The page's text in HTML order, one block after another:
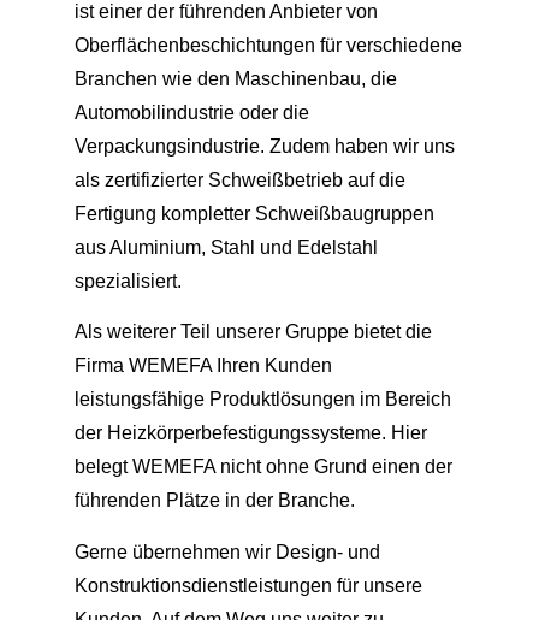
ist einer der führenden Anbieter von
Oberflächenbeschichtungen für verschiedene
Branchen wie den Maschinenbau, die
Automobilindustrie oder die
Verpackungsindustrie. Zudem haben wir uns
als zertifizierter Schweißbetrieb auf die
Fertigung kompletter Schweißbaugruppen
aus Aluminium, Stahl und Edelstahl
spezialisiert.
Als weiterer Teil unserer Gruppe bietet die
Firma WEMEFA Ihren Kunden
leistungsfähige Produktlösungen im Bereich
der Heizkörperbefestigungssysteme. Hier
belegt WEMEFA nicht ohne Grund einen der
führenden Plätze in der Branche.
Gerne übernehmen wir Design- und
Konstruktionsdienstleistungen für unsere